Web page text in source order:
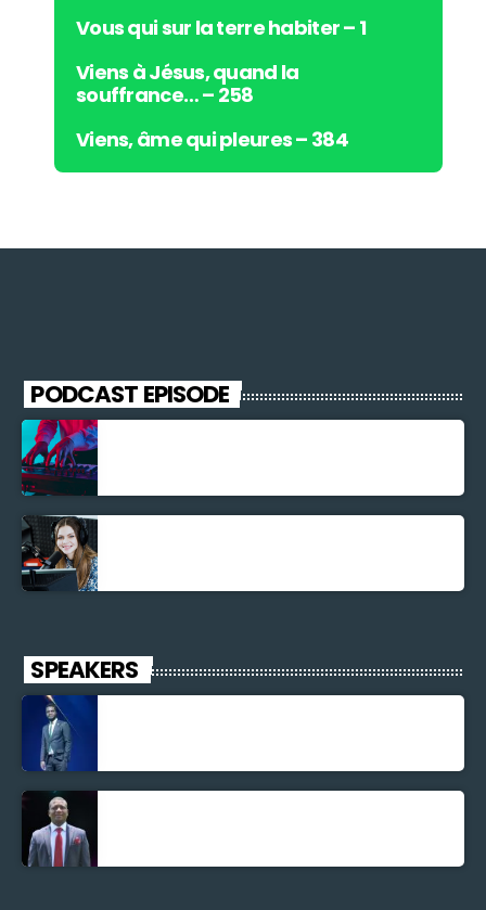
Vous qui sur la terre habiter – 1
Viens à Jésus, quand la
souffrance… – 258
Viens, âme qui pleures – 384
PODCAST EPISODE
SPEAKERS